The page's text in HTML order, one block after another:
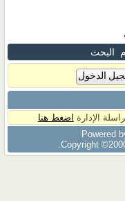
البحث
الإدارة اضغط هنا
Powered
Copyright